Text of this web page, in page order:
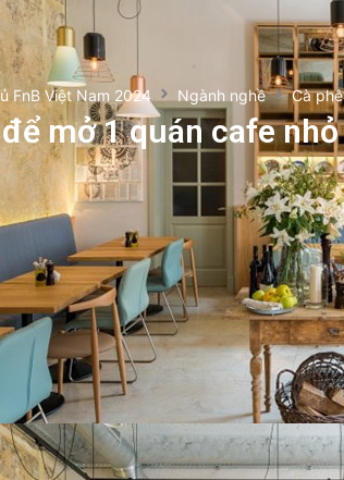
FnB Việt Nam 2024 Ngành nghề Cà phê
mở 1 quán cafe nhỏ